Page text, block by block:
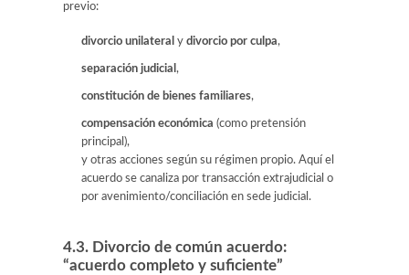
previo:
divorcio unilateral y divorcio por culpa,
separación judicial ,
constitución de bienes familiares,
compensación económica (como pretensión
principal),
y otras acciones según su régimen propio. Aquí el
acuerdo se canaliza por transacción extrajudicial o
por avenimiento/conciliación en sede judicial.
4.3. Divorcio de común acuerdo:
“acuerdo completo y suficiente”